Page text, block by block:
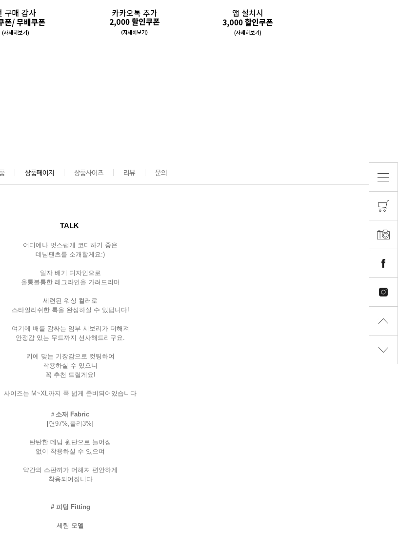
상품페이지 상품사이즈 리뷰 문의
TALK
어디에나 멋스럽게 코디하기 좋은
데님팬츠를 소개할게요:)
일자 배기 디자인으로
울퉁불퉁한 레그라인을 가려드리며
세련된 워싱 컬러로
스타일리쉬한 룩을 완성하실 수 있답니다!
여기에 배를 감싸는 임부 시보리가 더해져
안정감 있는 무드까지 선사해드리구요.
키에 맞는 기장감으로 컷팅하여
착용하실 수 있으니
꼭 추천 드릴게요!
사이즈는 M~XL까지 폭 넓게 준비되어있습니다
# 소재 Fabric
[면97%,폴리3%]
탄탄한 데님 원단으로 늘어짐
없이 착용하실 수 있으며
약간의 스판끼가 더해져 편안하게
착용되어집니다
# 피팅 Fitting
세림 모델